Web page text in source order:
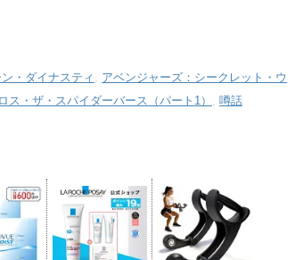
・ダイナスティ
アベンジャーズ：シークレット・ウ
ス・ザ・スパイダーバース（パート1） 噂話